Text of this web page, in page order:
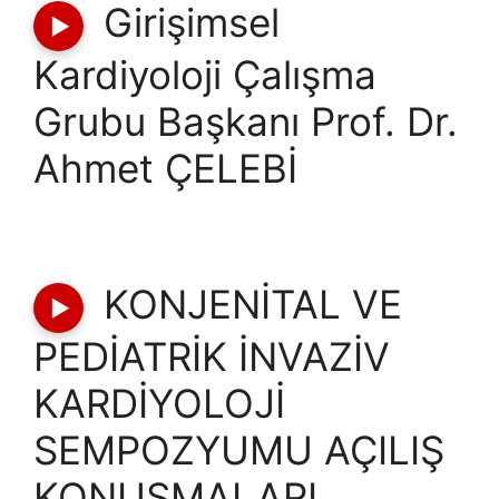
Girişimsel
Kardiyoloji Çalışma
Grubu Başkanı Prof. Dr.
Ahmet ÇELEBİ
KONJENİTAL VE
PEDİATRİK İNVAZİV
KARDİYOLOJİ
SEMPOZYUMU AÇILIŞ